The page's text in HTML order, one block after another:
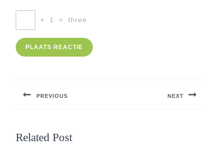
+ 1 = three
PREVIOUS NEXT
Related Post